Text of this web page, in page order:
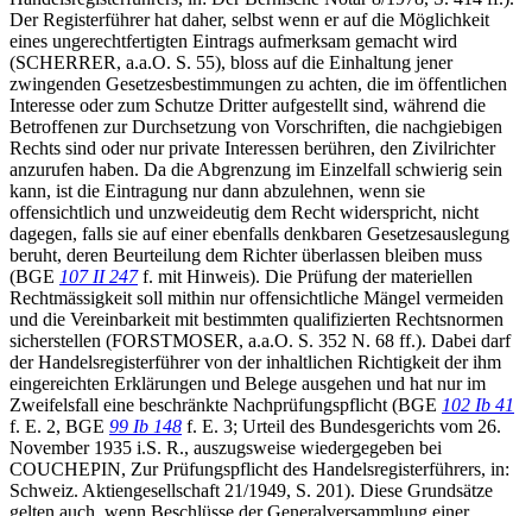
Der Registerführer hat daher, selbst wenn er auf die Möglichkeit
eines ungerechtfertigten Eintrags aufmerksam gemacht wird
(SCHERRER, a.a.O. S. 55), bloss auf die Einhaltung jener
zwingenden Gesetzesbestimmungen zu achten, die im öffentlichen
Interesse oder zum Schutze Dritter aufgestellt sind, während die
Betroffenen zur Durchsetzung von Vorschriften, die nachgiebigen
Rechts sind oder nur private Interessen berühren, den Zivilrichter
anzurufen haben. Da die Abgrenzung im Einzelfall schwierig sein
kann, ist die Eintragung nur dann abzulehnen, wenn sie
offensichtlich und unzweideutig dem Recht widerspricht, nicht
dagegen, falls sie auf einer ebenfalls denkbaren Gesetzesauslegung
beruht, deren Beurteilung dem Richter überlassen bleiben muss
(BGE 107 II 247f. mit Hinweis). Die Prüfung der materiellen
Rechtmässigkeit soll mithin nur offensichtliche Mängel vermeiden
und die Vereinbarkeit mit bestimmten qualifizierten Rechtsnormen
sicherstellen (FORSTMOSER, a.a.O. S. 352 N. 68 ff.). Dabei darf
der Handelsregisterführer von der inhaltlichen Richtigkeit der ihm
eingereichten Erklärungen und Belege ausgehen und hat nur im
Zweifelsfall eine beschränkte Nachprüfungspflicht (BGE 102 Ib 41
f. E. 2, BGE 99 Ib 148 f. E. 3; Urteil des Bundesgerichts vom 26.
November 1935 i.S. R., auszugsweise wiedergegeben bei
COUCHEPIN, Zur Prüfungspflicht des Handelsregisterführers, in:
Schweiz. Aktiengesellschaft 21/1949, S. 201). Diese Grundsätze
gelten auch, wenn Beschlüsse der Generalversammlung einer